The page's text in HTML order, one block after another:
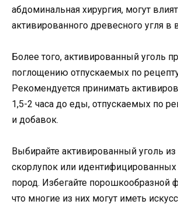
абдоминальная хирургия, могут
активированного древесного угля в
Более того, активированный уголь
поглощению отпускаемых по
Рекомендуется принимать
1,5-2 часа до еды, отпускаемых по
и добавок.
Выбирайте активированный уголь
скорлупок или
пород. Избегайте порошкообразной
что многие из них могут иметь